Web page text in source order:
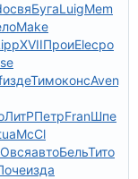
освяБугаLuigMem
Make
XVIIПроиElecро
издеТимоконсAven
ЛитРПетрFranШпе
McCl
ОвсяавтоБельТито
изда